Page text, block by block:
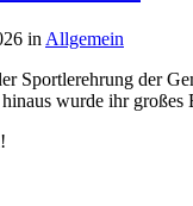
in Allgemein
Sportlerehrung der
wurde ihr